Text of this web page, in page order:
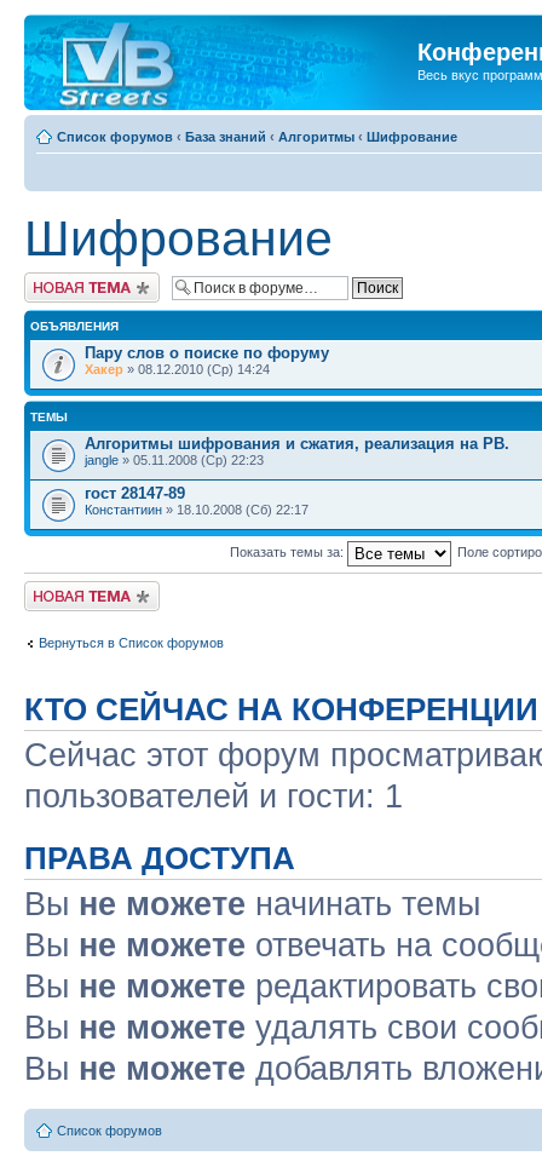
Весь вкус
Список форумов ‹ База знаний ‹ Алгоритмы ‹ Шифрование
Шифрование
Новая тема
ОБЪЯВЛЕНИЯ
Пару слов о поиске по форуму
Хакер » 08.12.2010 (Ср) 14:24
ТЕМЫ
Алгоритмы шифрования и сжатия, реализация на PB.
jangle » 05.11.2008 (Ср) 22:23
гост 28147-89
Константиин » 18.10.2008 (Сб) 22:17
Показать темы за: Поле
Новая тема
Вернуться в Список форумов
КТО СЕЙЧАС НА КОНФЕРЕНЦИИ
Сейчас этот форум
пользователей и гости: 1
ПРАВА ДОСТУПА
Вы не можете начинать темы
Вы не можете отвечать на
Вы не можете редактировать
Вы не можете удалять свои
Вы не можете добавлять
Список форумов